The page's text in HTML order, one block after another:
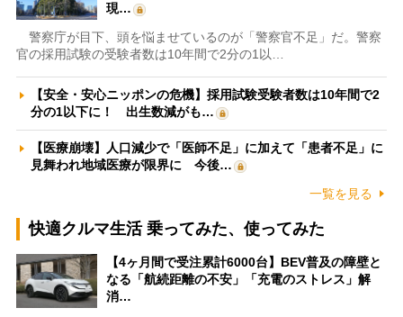
現…
警察庁が目下、頭を悩ませているのが「警察官不足」だ。警察
官の採用試験の受験者数は10年間で2分の1以…
【安全・安心ニッポンの危機】採用試験受験者数は10年間で2
分の1以下に！ 出生数減がも…
【医療崩壊】人口減少で「医師不足」に加えて「患者不足」に
見舞われ地域医療が限界に 今後…
一覧を見る
快適クルマ生活 乗ってみた、使ってみた
【4ヶ月間で受注累計6000台】BEV普及の障壁と
なる「航続距離の不安」「充電のストレス」解
消…